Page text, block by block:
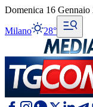
Domenica 16 Gennaio
Milano 28°